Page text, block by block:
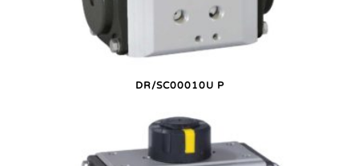
DR/SC00010U P